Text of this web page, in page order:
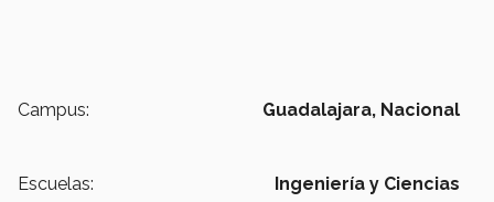
Campus: Guadalajara, Nacional
Escuelas: Ingeniería y Ciencias